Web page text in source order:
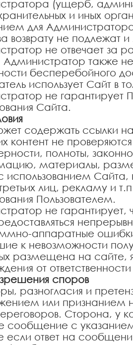
(ущерб,
и иных
для
возврату не подлежат
не отвечает за
Администратор также
бесперебойного
использует Сайт в
не гарантирует
Сайта.
содержать ссылки на
контент не
полноты,
материалы,
использованием
лиц, рекламу и
Пользователем.
не гарантирует,
аппаратные ошибки
к невозможности
размещена на сайте,
от
споров
разногласия и
или признанием
Сторона, у
сообщение с
если ответ на